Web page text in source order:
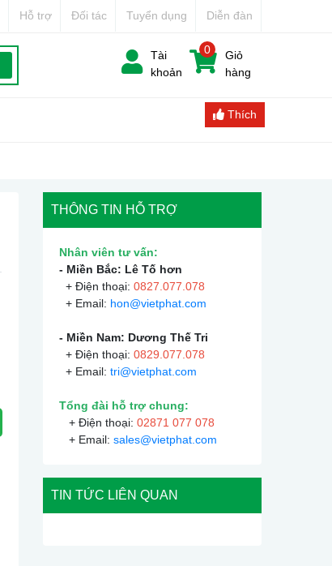
Hỗ trợ Đối tác Tuyển dụng Diễn đàn
Tài
khoản
0
Giỏ
hàng
Thích
THÔNG TIN HỖ TRỢ
Nhân viên tư vấn:
- Miền Bắc: Lê Tố hơn
+ Điện thoại: 0827.077.078
+ Email: hon@vietphat.com
- Miền Nam: Dương Thế Tri
+ Điện thoại: 0829.077.078
+ Email: tri@vietphat.com
Tổng đài hỗ trợ chung:
+ Điện thoại: 02871 077 078
+ Email: sales@vietphat.com
TIN TỨC LIÊN QUAN